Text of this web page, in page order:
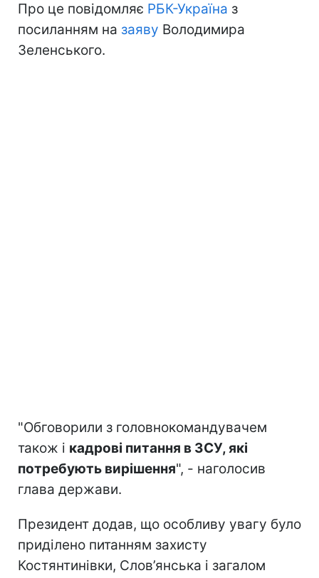
Про це повідомляє РБК-Україна з
посиланням на заяву Володимира
Зеленського.
"Обговорили з головнокомандувачем
також і кадрові питання в ЗСУ, які
потребують вирішення", - наголосив
глава держави.
Президент додав, що особливу увагу було
приділено питанням захисту
Костянтинівки, Слов’янська і загалом